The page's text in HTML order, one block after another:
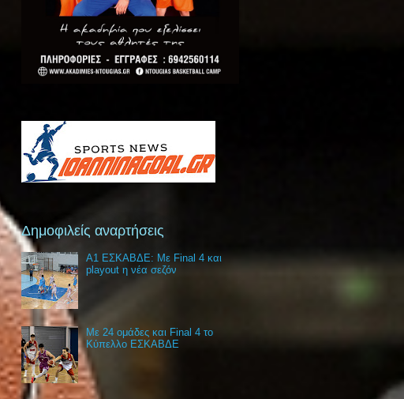
Δημοφιλείς αναρτήσεις
Α1 ΕΣΚΑΒΔΕ: Με Final 4 και
playout η νέα σεζόν
Με 24 ομάδες και Final 4 το
Κύπελλο ΕΣΚΑΒΔΕ